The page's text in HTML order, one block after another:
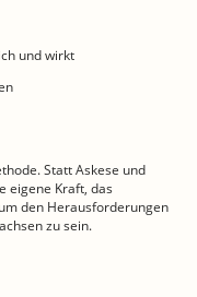
und wirkt
Statt Askese und
eigene Kraft, das
den Herausforderungen
zu sein.